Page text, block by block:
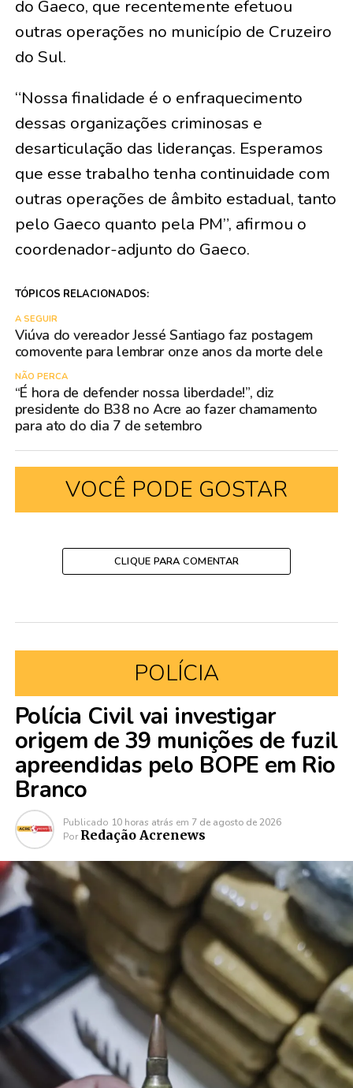
do Gaeco, que recentemente efetuou
outras operações no município de Cruzeiro
do Sul.
“Nossa finalidade é o enfraquecimento
dessas organizações criminosas e
desarticulação das lideranças. Esperamos
que esse trabalho tenha continuidade com
outras operações de âmbito estadual, tanto
pelo Gaeco quanto pela PM”, afirmou o
coordenador-adjunto do Gaeco.
TÓPICOS RELACIONADOS:
A SEGUIR
Viúva do vereador Jessé Santiago faz postagem
comovente para lembrar onze anos da morte dele
NÃO PERCA
“É hora de defender nossa liberdade!”, diz
presidente do B38 no Acre ao fazer chamamento
para ato do dia 7 de setembro
VOCÊ PODE GOSTAR
CLIQUE PARA COMENTAR
POLÍCIA
Polícia Civil vai investigar
origem de 39 munições de fuzil
apreendidas pelo BOPE em Rio
Branco
Publicado 10 horas atrás em 7 de agosto de 2026
Por Redação Acrenews